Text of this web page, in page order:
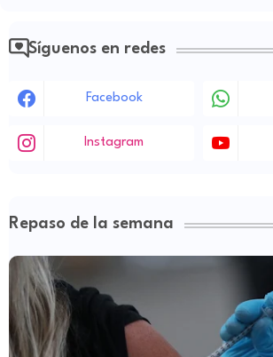
Síguenos en redes
Facebook
Instagram
Repaso de la semana